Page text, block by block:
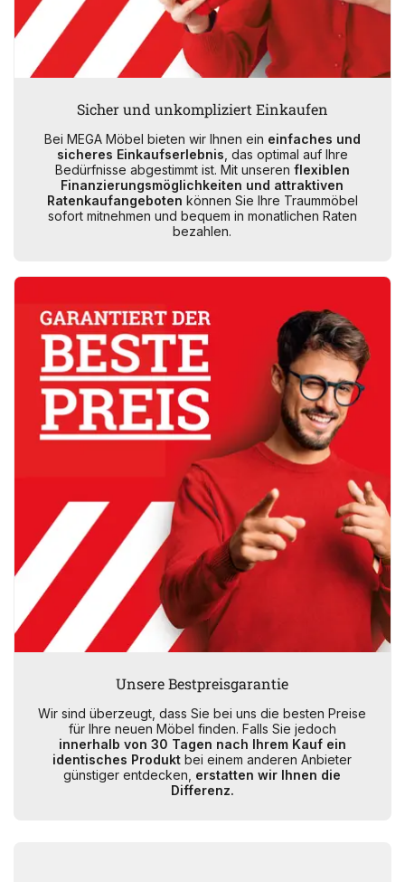
Sicher und unkompliziert Einkaufen
Bei MEGA Möbel bieten wir Ihnen ein einfaches und
sicheres Einkaufserlebnis , das optimal auf Ihre
Bedürfnisse abgestimmt ist. Mit unseren flexiblen
Finanzierungsmöglichkeiten und attraktiven
Ratenkaufangeboten können Sie Ihre Traummöbel
sofort mitnehmen und bequem in monatlichen Raten
bezahlen.
Unsere Bestpreisgarantie
Wir sind überzeugt, dass Sie bei uns die besten Preise
für Ihre neuen Möbel finden. Falls Sie jedoch
innerhalb von 30 Tagen nach Ihrem Kauf ein
identisches Produktbei einem anderen Anbieter
günstiger entdecken, erstatten wir Ihnen die
Differenz.